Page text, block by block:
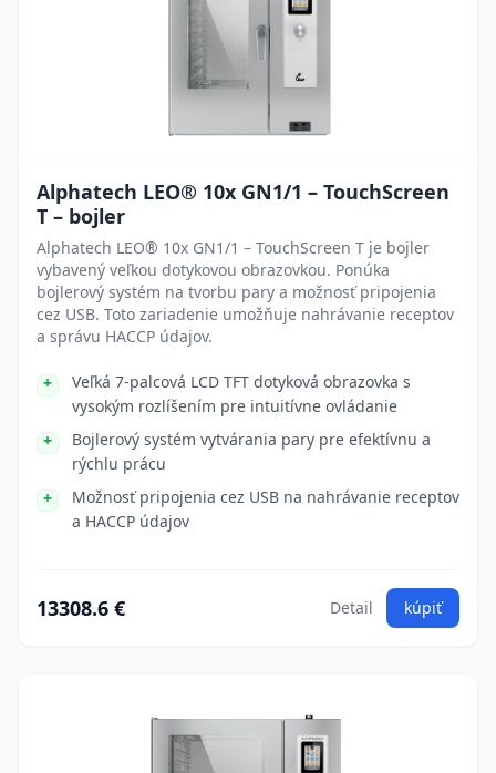
Alphatech LEO® 10x GN1/1 – TouchScreen
T – bojler
Alphatech LEO® 10x GN1/1 – TouchScreen T je bojler
vybavený veľkou dotykovou obrazovkou. Ponúka
bojlerový systém na tvorbu pary a možnosť pripojenia
cez USB. Toto zariadenie umožňuje nahrávanie receptov
a správu HACCP údajov.
Veľká 7-palcová LCD TFT dotyková obrazovka s
vysokým rozlíšením pre intuitívne ovládanie
Bojlerový systém vytvárania pary pre efektívnu a
rýchlu prácu
Možnosť pripojenia cez USB na nahrávanie receptov
a HACCP údajov
13308.6 € Detail kúpiť